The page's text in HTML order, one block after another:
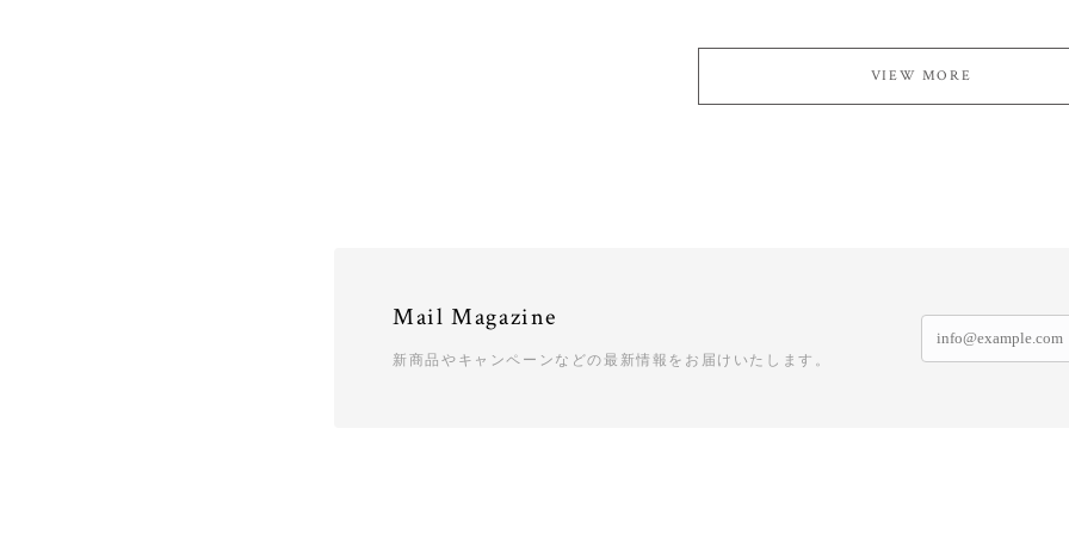
VIEW MORE
Mail Magazine
新商品やキャンペーンなどの最新情報をお届けいたします。